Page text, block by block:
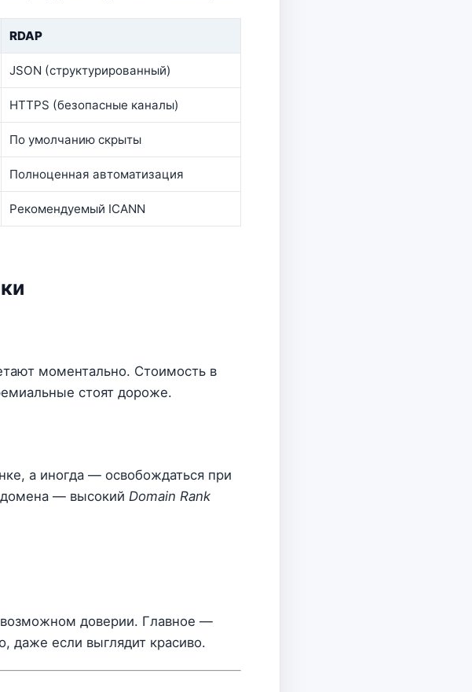
RDAP
JSON (структурированный)
HTTPS (безопасные каналы)
По умолчанию скрыты
Полноценная автоматизация
Рекомендуемый ICANN
моментально. Стоимость в
стоят дороже.
а иногда — освобождаться при
— высокий Domain Rank
доверии. Главное —
даже если выглядит красиво.